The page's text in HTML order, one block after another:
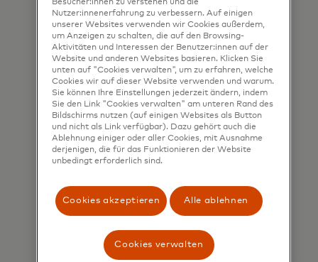
Behörden und die
öffentliche Hand
Das Mastercard Prepaid-
Programm für die Regierung und
den öffentlichen Sektor ist eine
Kartenlösung, die nationale,
staatliche und lokale Regierungen
und Behörden unterstützt, um
ihnen die Auszahlung von
Sozialleistungen zu ermöglichen.
Besucher:innen zu verstehen und die
Nutzer:innenerfahrung zu verbessern. Auf einigen
unserer Websites verwenden wir Cookies außerdem,
um Anzeigen zu schalten, die auf den Browsing-
Aktivitäten und Interessen der Benutzer:innen auf der
Website und anderen Websites basieren. Klicken Sie
unten auf "Cookies verwalten", um zu erfahren, welche
Cookies wir auf dieser Website verwenden und warum.
Sie können Ihre Einstellungen jederzeit ändern, indem
Sie den Link "Cookies verwalten" am unteren Rand des
Bildschirms nutzen (auf einigen Websites als Button
und nicht als Link verfügbar). Dazu gehört auch die
Ablehnung einiger oder aller Cookies, mit Ausnahme
derjenigen, die für das Funktionieren der Website
unbedingt erforderlich sind.
Cookies akzeptieren Alle ablehnen
Cookies verwalten